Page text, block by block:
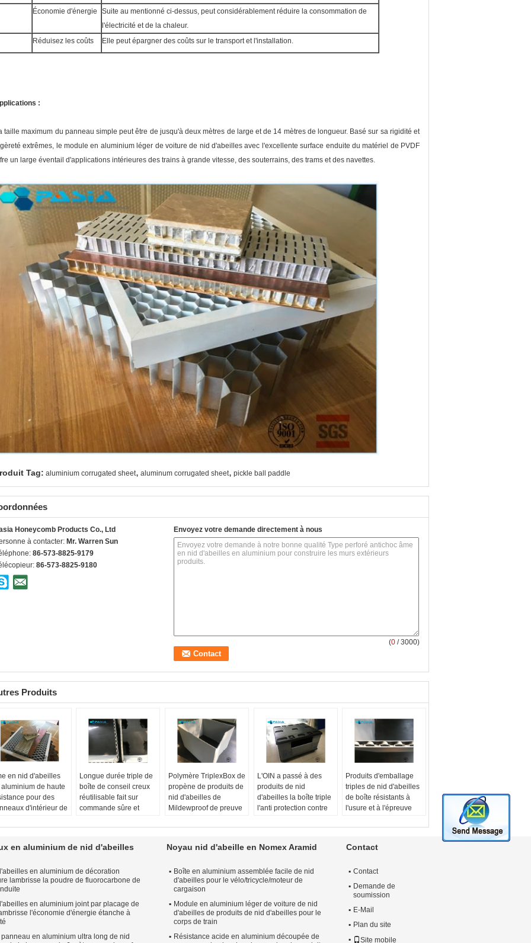
Économie d'énergie
Suite au mentionné ci-dessus, peut considérablement réduire la consommation de
l'électricité et de la chaleur.
Réduisez les coûts
Elle peut épargner des coûts sur le transport et l'installation.
:
taille maximum du panneau simple peut être de jusqu'à deux mètres de large et de 14 mètres de longueur. Basé sur sa rigidité et
extrêmes, le module en aluminium léger de voiture de nid d'abeilles avec l'excellente surface enduite du matériel de PVDF
un large éventail d'applications intérieures des trains à grande vitesse, des souterrains, des trams et des navettes.
Tag: aluminium corrugated sheet, aluminum corrugated sheet, pickle ball paddle
Honeycomb Products Co., Ltd
à contacter: Mr. Warren Sun
86-573-8825-9179
86-573-8825-9180
Envoyez votre demande directement à nous
(0 / 3000)
Produits
en nid d'abeilles
de haute
pour des
d'intérieur de
vitesse
chaud
d'aluminium
12mm ou
aux besoins du
Personnalisé
Longue durée triple de
boîte de conseil creux
réutilisable fait sur
commande sûre et
Matériau:Polymère de
Dimensions externes:
Couleur:au besoin
chargement:1500KGs
Polymère TriplexBox de
propène de produits de
nid d'abeilles de
Mildewproof de preuve
Matériau:Boîte triple
Personnalisé
chargement:1200kgs
L'OIN a passé à des
produits de nid
d'abeilles la boîte triple
l'anti protection contre
de pied
Dimensions externes:
Couleur:au besoin
chargement:1300kgs
Produits d'emballage
triples de nid d'abeilles
de boîte résistants à
l'usure et à l'épreuve
Matériau:Polymère de
Dimensions externes:
millimètre
Couleur:au besoin
chargement:
en aluminium de nid d'abeilles
en aluminium de décoration
lambrisse la poudre de fluorocarbone de
en aluminium joint par placage de
l'économie d'énergie étanche à
en aluminium ultra long de nid
Noyau nid d'abeille en Nomex Aramid
Boîte en aluminium assemblée facile de nid
d'abeilles pour le vélo/tricycle/moteur de
cargaison
Module en aluminium léger de voiture de nid
d'abeilles de produits de nid d'abeilles pour le
corps de train
Résistance acide en aluminium découpée de
Contact
Contact
Demande de
soumission
E-Mail
Plan du site
Site mobile